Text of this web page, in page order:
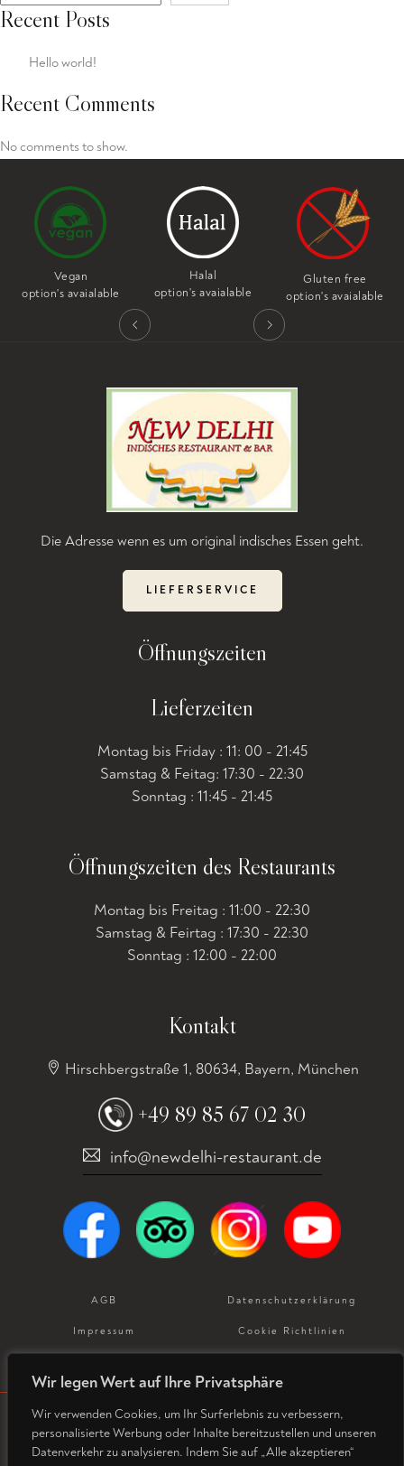
Wir legen Wert auf Ihre Privatsphäre
Wir verwenden Cookies, um Ihr Surferlebnis zu verbessern,
personalisierte Werbung oder Inhalte bereitzustellen und unseren
Datenverkehr zu analysieren. Indem Sie auf „Alle akzeptieren“
Recent Posts
Hello world!
Recent Comments
No comments to show.
Halal
option's avaialable
Gluten free
option's avaialable
Nut free
option's avaialable
Die Adresse wenn es um original indisches Essen geht.
LIEFERSERVICE
Öffnungszeiten
Lieferzeiten
Montag bis Friday : 11: 00 - 21:45
Samstag & Feitag: 17:30 - 22:30
Sonntag : 11:45 - 21:45
Öffnungszeiten des Restaurants
Montag bis Freitag : 11:00 - 22:30
Samstag & Feirtag : 17:30 - 22:30
Sonntag : 12:00 - 22:00
Kontakt
Hirschbergstraße 1, 80634, Bayern, München
+49 89 85 67 02 30
info@newdelhi-restaurant.de
AGB Datenschutz­erklärung
Impressum Cookie Richtlinien
© Copyright 2026. Designed and Developed by
SGDigital Services Pvt Ltd.All rights reserved.